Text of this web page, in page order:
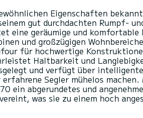
Eigenschaften
gut durchdachten Rumpf-
eine geräumige und
und großzügigen
für hochwertige
Haltbarkeit und
und verfügt über
Segler mühelos
ein abgerundetes und